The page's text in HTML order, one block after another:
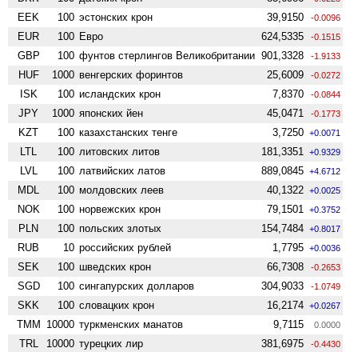
EEK 100 эстонских крон 39,9150 -0.0096
EUR 100 Евро 624,5335 -0.1515
GBP 100 фунтов стерлингов Велико­британии 901,3328 -1.9133
HUF 1000 венгерских форинтов 25,6009 -0.0272
ISK 100 исландских крон 7,8370 -0.0844
JPY 1000 японских йен 45,0471 -0.1773
KZT 100 казахстанских тенге 3,7250 +0.0071
LTL 100 литовских литов 181,3351 +0.9329
LVL 100 латвийских латов 889,0845 +4.6712
MDL 100 молдовских леев 40,1322 +0.0025
NOK 100 норвежских крон 79,1501 +0.3752
PLN 100 польских злотых 154,7484 +0.8017
RUB 10 российских рублей 1,7795 +0.0036
SEK 100 шведских крон 66,7308 -0.2653
SGD 100 сингапурских долларов 304,9033 -1.0749
SKK 100 словацких крон 16,2174 +0.0267
TMM 10000 туркменских манатов 9,7115 0.0000
TRL 10000 турецких лир 381,6975 -0.4430